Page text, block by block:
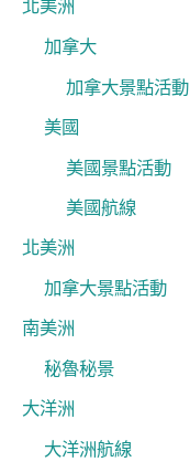
北美洲
加拿大
加拿大景點活動
美國
美國景點活動
美國航線
北美洲
加拿大景點活動
南美洲
秘魯秘景
大洋洲
大洋洲航線